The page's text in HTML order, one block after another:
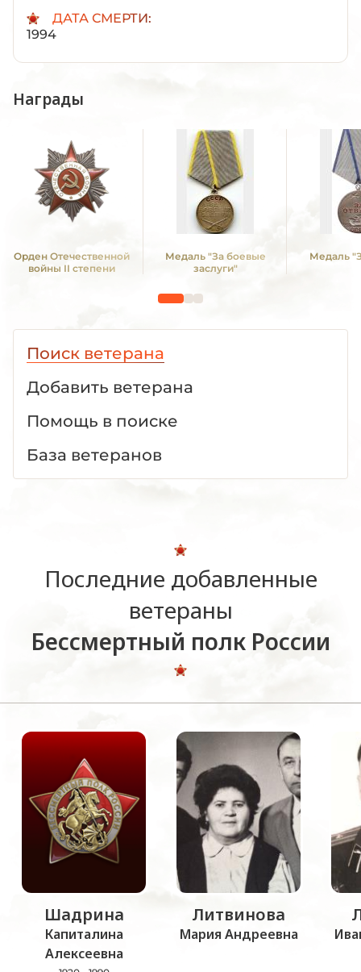
ДАТА СМЕРТИ:
1994
Награды
Орден Отечественной
войны II степени
Медаль "За боевые
заслуги"
Медаль
Поиск ветерана
Добавить ветерана
Помощь в поиске
База ветеранов
Последние добавленные
ветераны
Бессмертный полк России
Шадрина
Капиталина
Алексеевна
Литвинова
Мария Андреевна